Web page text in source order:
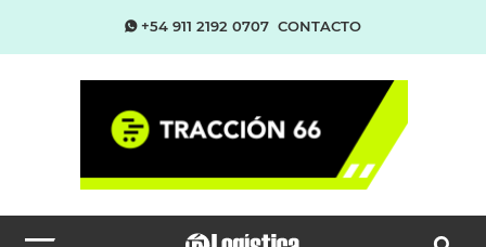
+54 911 2192 0707 CONTACTO